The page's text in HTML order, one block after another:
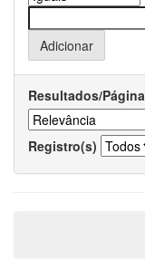
Resultados/Página
Registro(s)